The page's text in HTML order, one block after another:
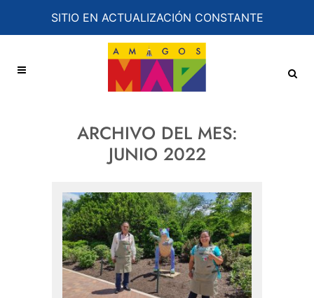
SITIO EN ACTUALIZACIÓN CONSTANTE
ARCHIVO DEL MES:
JUNIO 2022